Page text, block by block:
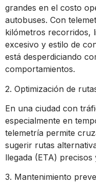
grandes en el costo
autobuses. Con
kilómetros recorridos,
excesivo y estilo de
está desperdiciando
comportamientos.
2. Optimización de
En una ciudad con
especialmente en
telemetría permite
sugerir rutas
llegada (ETA)
3. Mantenimiento